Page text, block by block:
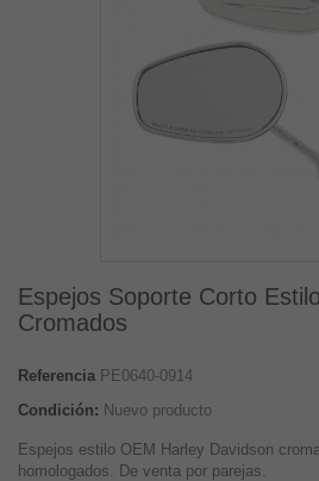
Espejos Soporte Corto
Cromados
Referencia PE0640-0914
Condición: Nuevo producto
Espejos estilo OEM Harley Davidson
homologados. De venta por parejas.